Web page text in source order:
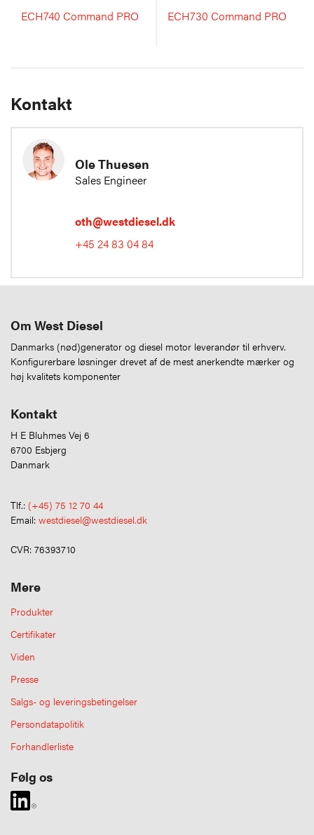
ECH740 Command PRO ECH730 Command PRO
Kontakt
Ole Thuesen
Sales Engineer
oth@westdiesel.dk
+45 24 83 04 84
Om West Diesel
Danmarks (nød)generator og diesel motor leverandør til erhverv.
Konfigurerbare løsninger drevet af de mest anerkendte mærker og
høj kvalitets komponenter
Kontakt
H E Bluhmes Vej 6
6700 Esbjerg
Danmark
Tlf.: (+45) 75 12 70 44
Email: westdiesel@westdiesel.dk
CVR: 76393710
Mere
Produkter
Certifikater
Viden
Presse
Salgs- og leveringsbetingelser
Persondatapolitik
Forhandlerliste
Følg os